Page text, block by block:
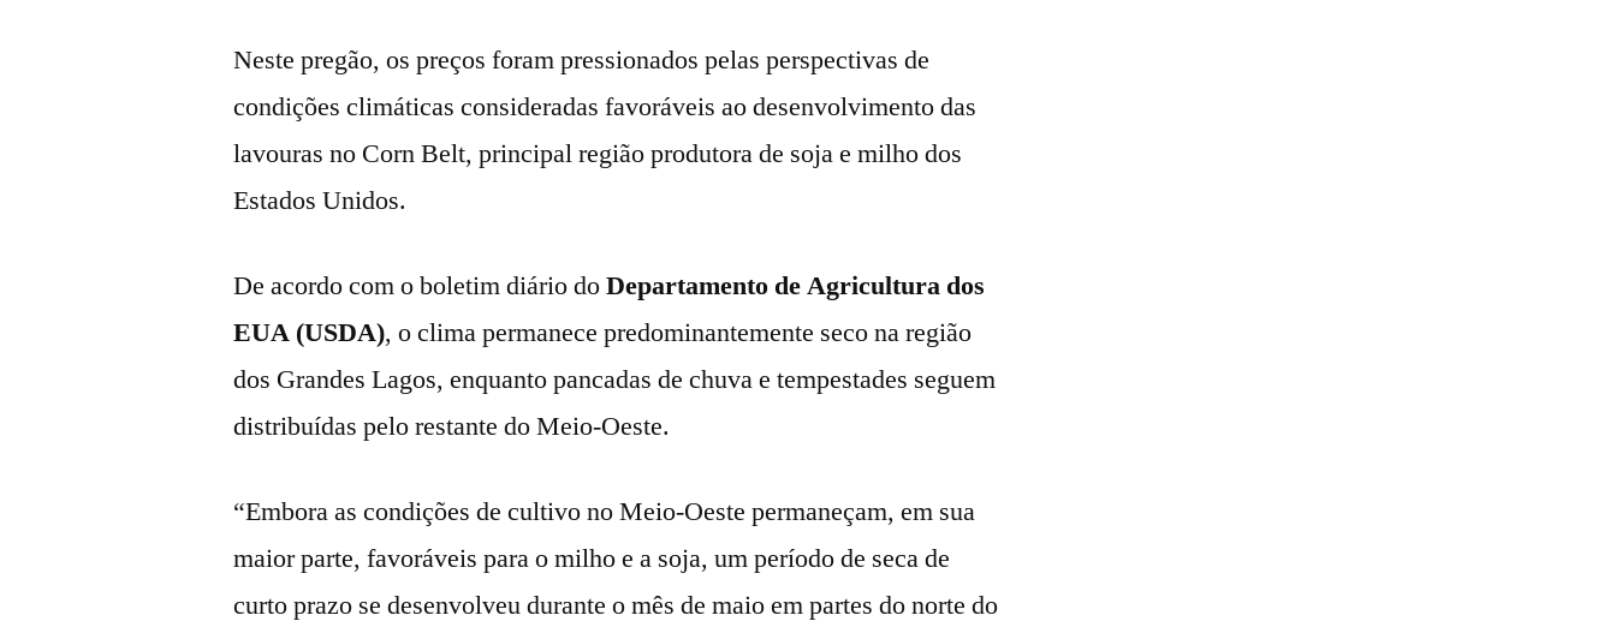
Neste pregão, os preços foram pressionados pelas perspectivas de
condições climáticas consideradas favoráveis ao desenvolvimento das
lavouras no Corn Belt, principal região produtora de soja e milho dos
Estados Unidos.
De acordo com o boletim diário doDepartamento de Agricultura dos
EUA (USDA), o clima permanece predominantemente seco na região
dos Grandes Lagos, enquanto pancadas de chuva e tempestades seguem
distribuídas pelo restante do Meio-Oeste.
“Embora as condições de cultivo no Meio-Oeste permaneçam, em sua
maior parte, favoráveis para o milho e a soja, um período de seca de
curto prazo se desenvolveu durante o mês de maio em partes do norte do